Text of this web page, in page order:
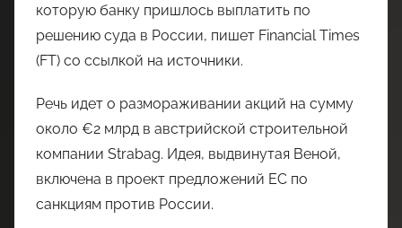
которую банку пришлось выплатить по
решению суда в России, пишет Financial Times
(FT) со ссылкой на источники.
Речь идет о размораживании акций на сумму
около €2 млрд в австрийской строительной
компании Strabag. Идея, выдвинутая Веной,
включена в проект предложений ЕС по
санкциям против России.